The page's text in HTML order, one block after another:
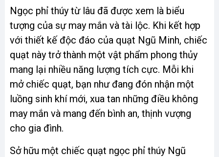
Ngọc phỉ thúy từ lâu đã được xem là biểu
tượng của sự may mắn và tài lộc. Khi kết hợp
với thiết kế độc đáo của quạt Ngũ Minh, chiếc
quạt này trở thành một vật phẩm phong thủy
mang lại nhiều năng lượng tích cực. Mỗi khi
mở chiếc quạt, bạn như đang đón nhận một
luồng sinh khí mới, xua tan những điều không
may mắn và mang đến bình an, thịnh vượng
cho gia đình.
Sở hữu một chiếc quạt ngọc phỉ thúy Ngũ